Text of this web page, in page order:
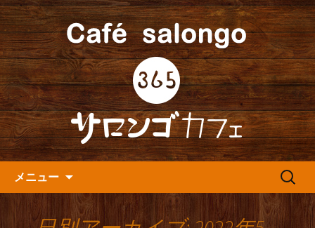
人形町の『365(サロンゴ)カフ
ェ』よりお知らせ
人形町の音楽カフェ『365カフェ』より
最新情報をお届けします。
メニュー
検